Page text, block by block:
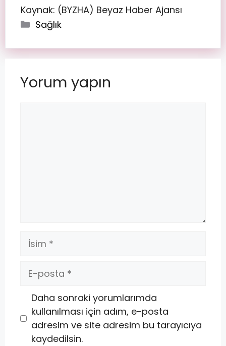
Kaynak: (BYZHA) Beyaz Haber Ajansı
Sağlık
Yorum yapın
Daha sonraki yorumlarımda
kullanılması için adım, e-posta
adresim ve site adresim bu tarayıcıya
kaydedilsin.